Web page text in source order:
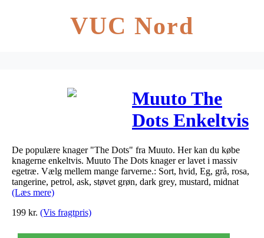
VUC Nord
Muuto The
Dots Enkeltvis
(Ask, Stor)
De populære knager "The Dots" fra Muuto. Her kan du købe
knagerne enkeltvis. Muuto The Dots knager er lavet i massiv
egetræ. Vælg mellem mange farverne.: Sort, hvid, Eg, grå, rosa,
tangerine, petrol, ask, støvet grøn, dark grey, mustard, midnat
(Læs mere)
199 kr. (Vis fragtpris)